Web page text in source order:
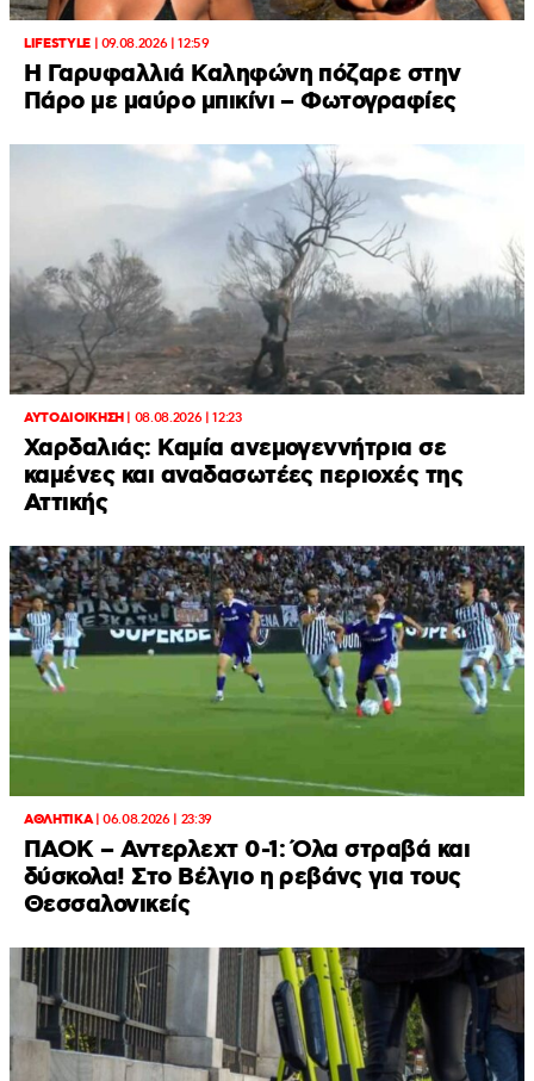
LIFESTYLE| 09.08.2026 | 12:59
Η Γαρυφαλλιά Καληφώνη πόζαρε στην
Πάρο με μαύρο μπικίνι – Φωτογραφίες
ΑΥΤΟΔΙΟΙΚΗΣΗ| 08.08.2026 | 12:23
Χαρδαλιάς: Καμία ανεμογεννήτρια σε
καμένες και αναδασωτέες περιοχές της
Αττικής
ΑΘΛΗΤΙΚΑ|06.08.2026 | 23:39
ΠΑΟΚ – Αντερλεχτ 0-1: Όλα στραβά και
δύσκολα! Στο Βέλγιο η ρεβάνς για τους
Θεσσαλονικείς